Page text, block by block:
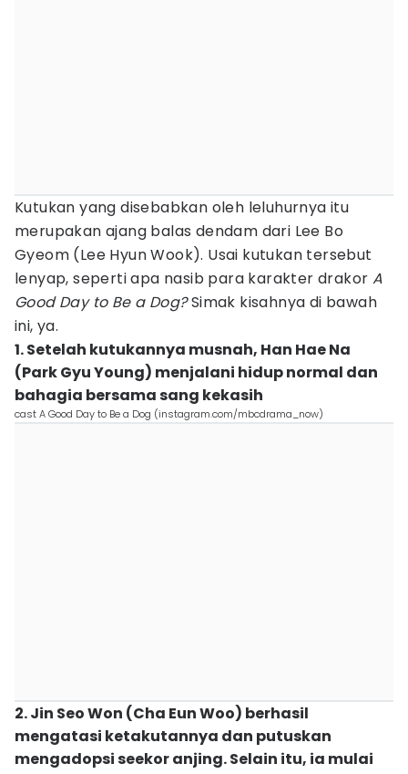
Kutukan yang disebabkan oleh leluhurnya itu
merupakan ajang balas dendam dari Lee Bo
Gyeom (Lee Hyun Wook). Usai kutukan tersebut
lenyap, seperti apa nasib para karakter drakor A
Good Day to Be a Dog?Simak kisahnya di bawah
ini, ya.
1. Setelah kutukannya musnah, Han Hae Na
(Park Gyu Young) menjalani hidup normal dan
bahagia bersama sang kekasih
cast A Good Day to Be a Dog (instagram.com/mbcdrama_now)
2. Jin Seo Won (Cha Eun Woo) berhasil
mengatasi ketakutannya dan putuskan
mengadopsi seekor anjing. Selain itu, ia mulai